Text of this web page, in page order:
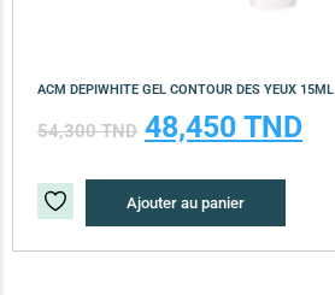
ACM DEPIWHITE GEL CONTOUR DES YEUX 15ML
54,300TND 48,450 TND
Ajouter au panier